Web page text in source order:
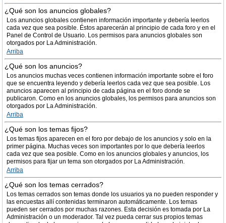
¿Qué son los anuncios globales?
Los anuncios globales contienen información importante y debería leerlos
cada vez que sea posible. Éstos aparecerán al principio de cada foro y en el
Panel de Control de Usuario. Los permisos para anuncios globales son
otorgados por La Administración.
Arriba
¿Qué son los anuncios?
Los anuncios muchas veces contienen información importante sobre el foro
que se encuentra leyendo y debería leerlos cada vez que sea posible. Los
anuncios aparecen al principio de cada página en el foro donde se
publicaron. Como en los anuncios globales, los permisos para anuncios son
otorgados por La Administración.
Arriba
¿Qué son los temas fijos?
Los temas fijos aparecen en el foro por debajo de los anuncios y solo en la
primer página. Muchas veces son importantes por lo que debería leerlos
cada vez que sea posible. Como en los anuncios globales y anuncios, los
permisos para fijar un tema son otorgados por La Administración.
Arriba
¿Qué son los temas cerrados?
Los temas cerrados son temas donde los usuarios ya no pueden responder y
las encuestas allí contenidas terminaron automáticamente. Los temas
pueden ser cerrados por muchas razones. Esta decisión es tomada por La
Administración o un moderador. Tal vez pueda cerrar sus propios temas